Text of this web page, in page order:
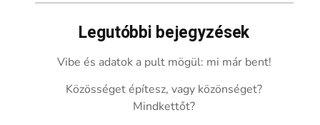
Legutóbbi bejegyzések
Vibe és adatok a pult mögül: mi már bent!
Közösséget építesz, vagy közönséget?
Mindkettőt?